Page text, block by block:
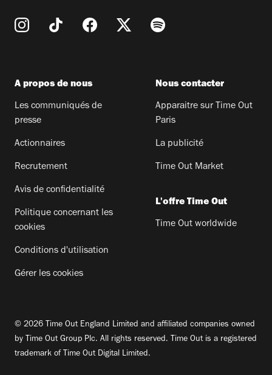
A propos de nous
Les communiqués de
presse
Actionnaires
Recrutement
Avis de confidentialité
Politique concernant les
cookies
Conditions d'utilisation
Gérer les cookies
Nous contacter
Apparaitre sur Time Out
Paris
La publicité
Time Out Market
L'offre Time Out
Time Out worldwide
© 2026 Time Out England Limited and affiliated companies owned
by Time Out Group Plc. All rights reserved. Time Out is a registered
trademark of Time Out Digital Limited.